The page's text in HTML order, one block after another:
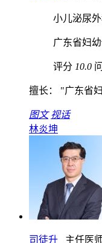
小儿泌尿
广东省妇
评分 10.0
擅长： "广东省
图文 视话
林炎坤
司徒升 主任医